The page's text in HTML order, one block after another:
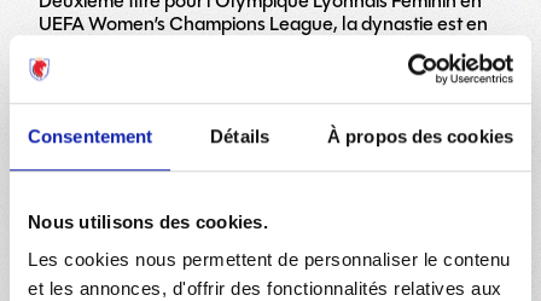
Consentement Détails À propos des cookies
Nous utilisons des cookies.
Les cookies nous permettent de personnaliser le contenu
et les annonces, d'offrir des fonctionnalités relatives aux
UEFA Women’s Champions League, la dynastie est en
2011
L’OL décroche un cinquième titre de champion de
atteint le graal européen avec un premier titre
historique décroché en UEFA Women’s Champions
League.